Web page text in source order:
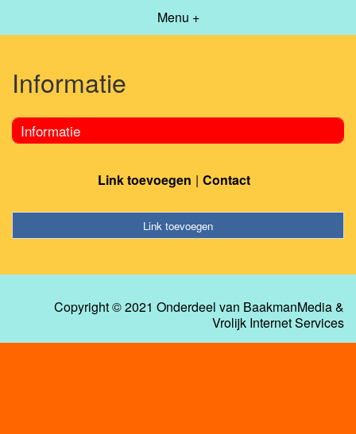
Menu +
Informatie
Informatie
Link toevoegen Contact
Link toevoegen
Copyright © 2021 Onderdeel van BaakmanMedia&
Vrolijk Internet Services